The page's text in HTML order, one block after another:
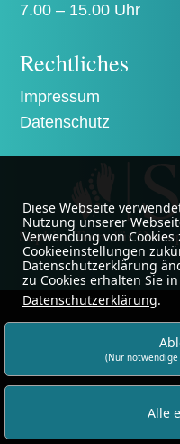
7.00 – 15.00 Uhr
Rechtliches
Impressum
Datenschutz
Diese Webseite
Nutzung unserer
Verwendung von
Cookieeinstellungen
Datenschutzerklärung
zu Cookies erhalten Sie
Datenschutzerklärung.
(Nur
Alle